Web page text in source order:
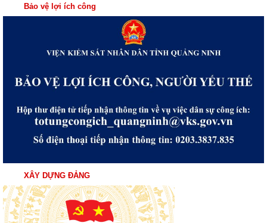
Bảo vệ lợi ích công
XÂY DỰNG ĐẢNG